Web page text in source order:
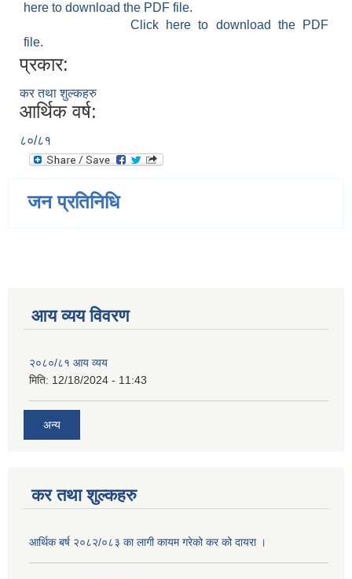
here to download the PDF file.
Click here to download the PDF
file.
प्रकार:
कर तथा शुल्कहरु
आर्थिक वर्ष:
८०/८१
जन प्रतिनिधि
आय व्यय विवरण
२०८०/८१ आय व्यय
मिति: 12/18/2024 - 11:43
अन्य
कर तथा शुल्कहरु
आर्थिक बर्ष २०८२/०८३ का लागी कायम गरेको कर को दायरा ।